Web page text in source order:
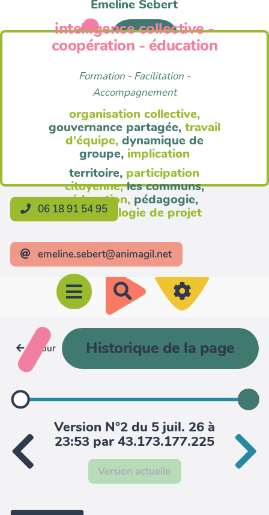
R
e
c
h
e
c
e
Anim'Agil
Emeline Sebert
intelligence collective -
coopération - éducation
Formation - Facilitation -
Accompagnement
organisation collective,
gouvernance partagée, travail
d'équipe, dynamique de
groupe, implication
territoire, participation
citoyenne, les communs,
éducation, pédagogie,
méthodologie de projet
06 18 91 54 95
emeline.sebert@animagil.net
Retour Historique de la page
Version N°2 du 5 juil. 26 à
23:53 par 43.173.177.225
Version actuelle